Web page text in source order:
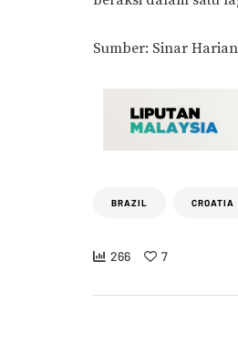
Sumber: Sinar Harian
BRAZIL CROATIA
266 7